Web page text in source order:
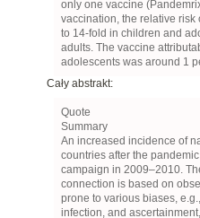
only one vaccine
vaccination, the relative
to 14-fold in children and
adults. The vaccine
adolescents was around 1
Cały abstrakt:
Quote
Summary
An increased incidence of
countries after the
campaign in 2009–2010.
connection is based on
prone to various biases,
infection, and